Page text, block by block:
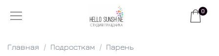
0
Главная Подросткам Парень